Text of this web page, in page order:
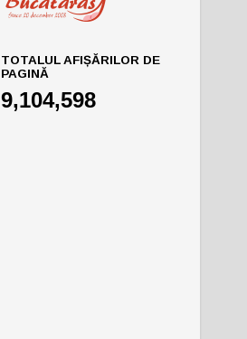
TOTALUL AFIȘĂRILOR DE
PAGINĂ
9,104,598